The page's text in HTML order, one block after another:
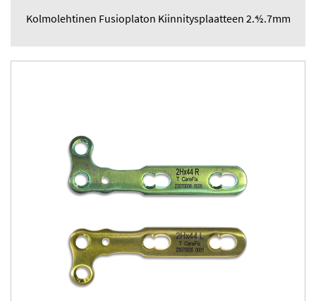
Kolmolehtinen Fusioplaton Kiinnitysplaatteen 2.4⁄2.7mm